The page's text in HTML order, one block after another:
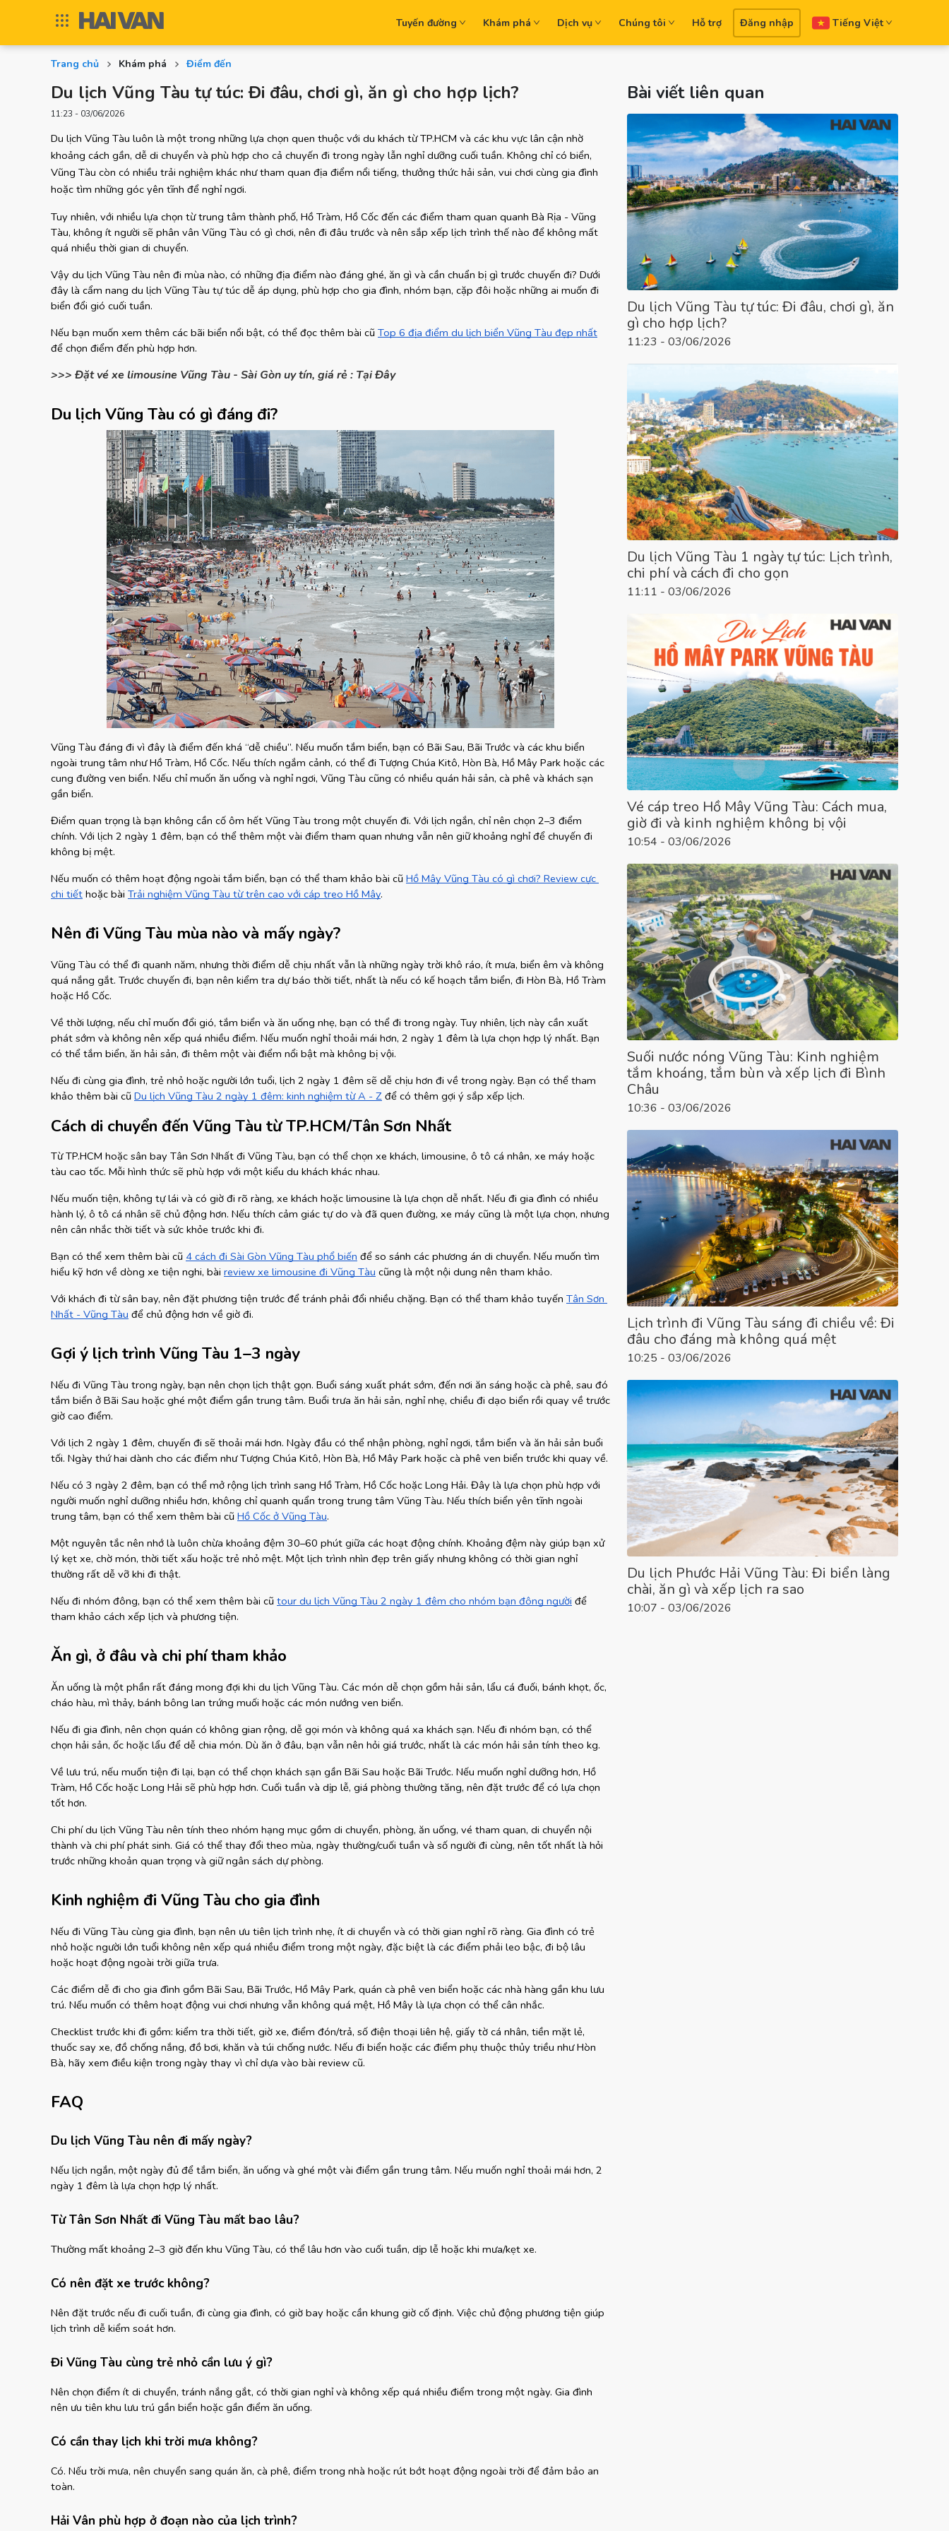
Tuyến đường Khám phá Dịch vụ Chúng tôi Hỗ trợ Đăng nhập Tiếng Việt
Trang chủ Khám phá Điểm đến
Du lịch Vũng Tàu tự túc: Đi đâu, chơi gì, ăn gì cho hợp lịch?
11:23 - 03/06/2026
Du lịch Vũng Tàu luôn là một trong những lựa chọn quen thuộc với du khách từ TP.HCM và các khu vực lân cận nhờ
khoảng cách gần, dễ di chuyển và phù hợp cho cả chuyến đi trong ngày lẫn nghỉ dưỡng cuối tuần. Không chỉ có biển,
Vũng Tàu còn có nhiều trải nghiệm khác như tham quan địa điểm nổi tiếng, thưởng thức hải sản, vui chơi cùng gia đình
hoặc tìm những góc yên tĩnh để nghỉ ngơi.
Tuy nhiên, với nhiều lựa chọn từ trung tâm thành phố, Hồ Tràm, Hồ Cốc đến các điểm tham quan quanh Bà Rịa - Vũng
Tàu, không ít người sẽ phân vân Vũng Tàu có gì chơi, nên đi đâu trước và nên sắp xếp lịch trình thế nào để không mất
quá nhiều thời gian di chuyển.
Vậy du lịch Vũng Tàu nên đi mùa nào, có những địa điểm nào đáng ghé, ăn gì và cần chuẩn bị gì trước chuyến đi? Dưới
đây là cẩm nang du lịch Vũng Tàu tự túc dễ áp dụng, phù hợp cho gia đình, nhóm bạn, cặp đôi hoặc những ai muốn đi
biển đổi gió cuối tuần.
Nếu bạn muốn xem thêm các bãi biển nổi bật, có thể đọc thêm bài cũ Top 6 địa điểm du lịch biển Vũng Tàu đẹp nhất
để chọn điểm đến phù hợp hơn.
>>> Đặt vé xe limousine Vũng Tàu - Sài Gòn uy tín, giá rẻ : Tại Đây
Du lịch Vũng Tàu có gì đáng đi?
Vũng Tàu đáng đi vì đây là điểm đến khá “dễ chiều”. Nếu muốn tắm biển, bạn có Bãi Sau, Bãi Trước và các khu biển
ngoài trung tâm như Hồ Tràm, Hồ Cốc. Nếu thích ngắm cảnh, có thể đi Tượng Chúa Kitô, Hòn Bà, Hồ Mây Park hoặc các
cung đường ven biển. Nếu chỉ muốn ăn uống và nghỉ ngơi, Vũng Tàu cũng có nhiều quán hải sản, cà phê và khách sạn
gần biển.
Điểm quan trọng là bạn không cần cố ôm hết Vũng Tàu trong một chuyến đi. Với lịch ngắn, chỉ nên chọn 2–3 điểm
chính. Với lịch 2 ngày 1 đêm, bạn có thể thêm một vài điểm tham quan nhưng vẫn nên giữ khoảng nghỉ để chuyến đi
không bị mệt.
Nếu muốn có thêm hoạt động ngoài tắm biển, bạn có thể tham khảo bài cũ Hồ Mây Vũng Tàu có gì chơi? Review cực
chi tiết hoặc bài Trải nghiệm Vũng Tàu từ trên cao với cáp treo Hồ Mây.
Nên đi Vũng Tàu mùa nào và mấy ngày?
Vũng Tàu có thể đi quanh năm, nhưng thời điểm dễ chịu nhất vẫn là những ngày trời khô ráo, ít mưa, biển êm và không
quá nắng gắt. Trước chuyến đi, bạn nên kiểm tra dự báo thời tiết, nhất là nếu có kế hoạch tắm biển, đi Hòn Bà, Hồ Tràm
hoặc Hồ Cốc.
Về thời lượng, nếu chỉ muốn đổi gió, tắm biển và ăn uống nhẹ, bạn có thể đi trong ngày. Tuy nhiên, lịch này cần xuất
phát sớm và không nên xếp quá nhiều điểm. Nếu muốn nghỉ thoải mái hơn, 2 ngày 1 đêm là lựa chọn hợp lý nhất. Bạn
có thể tắm biển, ăn hải sản, đi thêm một vài điểm nổi bật mà không bị vội.
Nếu đi cùng gia đình, trẻ nhỏ hoặc người lớn tuổi, lịch 2 ngày 1 đêm sẽ dễ chịu hơn đi về trong ngày. Bạn có thể tham
khảo thêm bài cũ Du lịch Vũng Tàu 2 ngày 1 đêm: kinh nghiệm từ A - Z để có thêm gợi ý sắp xếp lịch.
Cách di chuyển đến Vũng Tàu từ TP.HCM/Tân Sơn Nhất
Từ TP.HCM hoặc sân bay Tân Sơn Nhất đi Vũng Tàu, bạn có thể chọn xe khách, limousine, ô tô cá nhân, xe máy hoặc
tàu cao tốc. Mỗi hình thức sẽ phù hợp với một kiểu du khách khác nhau.
Nếu muốn tiện, không tự lái và có giờ đi rõ ràng, xe khách hoặc limousine là lựa chọn dễ nhất. Nếu đi gia đình có nhiều
hành lý, ô tô cá nhân sẽ chủ động hơn. Nếu thích cảm giác tự do và đã quen đường, xe máy cũng là một lựa chọn, nhưng
nên cân nhắc thời tiết và sức khỏe trước khi đi.
Bạn có thể xem thêm bài cũ 4 cách đi Sài Gòn Vũng Tàu phổ biến để so sánh các phương án di chuyển. Nếu muốn tìm
hiểu kỹ hơn về dòng xe tiện nghi, bài review xe limousine đi Vũng Tàu cũng là một nội dung nên tham khảo.
Với khách đi từ sân bay, nên đặt phương tiện trước để tránh phải đổi nhiều chặng. Bạn có thể tham khảo tuyến Tân Sơn
Nhất - Vũng Tàu để chủ động hơn về giờ đi.
Gợi ý lịch trình Vũng Tàu 1–3 ngày
Nếu đi Vũng Tàu trong ngày, bạn nên chọn lịch thật gọn. Buổi sáng xuất phát sớm, đến nơi ăn sáng hoặc cà phê, sau đó
tắm biển ở Bãi Sau hoặc ghé một điểm gần trung tâm. Buổi trưa ăn hải sản, nghỉ nhẹ, chiều đi dạo biển rồi quay về trước
giờ cao điểm.
Với lịch 2 ngày 1 đêm, chuyến đi sẽ thoải mái hơn. Ngày đầu có thể nhận phòng, nghỉ ngơi, tắm biển và ăn hải sản buổi
tối. Ngày thứ hai dành cho các điểm như Tượng Chúa Kitô, Hòn Bà, Hồ Mây Park hoặc cà phê ven biển trước khi quay về.
Nếu có 3 ngày 2 đêm, bạn có thể mở rộng lịch trình sang Hồ Tràm, Hồ Cốc hoặc Long Hải. Đây là lựa chọn phù hợp với
người muốn nghỉ dưỡng nhiều hơn, không chỉ quanh quẩn trong trung tâm Vũng Tàu. Nếu thích biển yên tĩnh ngoài
trung tâm, bạn có thể xem thêm bài cũ Hồ Cốc ở Vũng Tàu.
Một nguyên tắc nên nhớ là luôn chừa khoảng đệm 30–60 phút giữa các hoạt động chính. Khoảng đệm này giúp bạn xử
lý kẹt xe, chờ món, thời tiết xấu hoặc trẻ nhỏ mệt. Một lịch trình nhìn đẹp trên giấy nhưng không có thời gian nghỉ
thường rất dễ vỡ khi đi thật.
Nếu đi nhóm đông, bạn có thể xem thêm bài cũ tour du lịch Vũng Tàu 2 ngày 1 đêm cho nhóm bạn đông người để
tham khảo cách xếp lịch và phương tiện.
Ăn gì, ở đâu và chi phí tham khảo
Ăn uống là một phần rất đáng mong đợi khi du lịch Vũng Tàu. Các món dễ chọn gồm hải sản, lẩu cá đuối, bánh khọt, ốc,
cháo hàu, mì thảy, bánh bông lan trứng muối hoặc các món nướng ven biển.
Nếu đi gia đình, nên chọn quán có không gian rộng, dễ gọi món và không quá xa khách sạn. Nếu đi nhóm bạn, có thể
chọn hải sản, ốc hoặc lẩu để dễ chia món. Dù ăn ở đâu, bạn vẫn nên hỏi giá trước, nhất là các món hải sản tính theo kg.
Về lưu trú, nếu muốn tiện đi lại, bạn có thể chọn khách sạn gần Bãi Sau hoặc Bãi Trước. Nếu muốn nghỉ dưỡng hơn, Hồ
Tràm, Hồ Cốc hoặc Long Hải sẽ phù hợp hơn. Cuối tuần và dịp lễ, giá phòng thường tăng, nên đặt trước để có lựa chọn
tốt hơn.
Chi phí du lịch Vũng Tàu nên tính theo nhóm hạng mục gồm di chuyển, phòng, ăn uống, vé tham quan, di chuyển nội
thành và chi phí phát sinh. Giá có thể thay đổi theo mùa, ngày thường/cuối tuần và số người đi cùng, nên tốt nhất là hỏi
trước những khoản quan trọng và giữ ngân sách dự phòng.
Kinh nghiệm đi Vũng Tàu cho gia đình
Nếu đi Vũng Tàu cùng gia đình, bạn nên ưu tiên lịch trình nhẹ, ít di chuyển và có thời gian nghỉ rõ ràng. Gia đình có trẻ
nhỏ hoặc người lớn tuổi không nên xếp quá nhiều điểm trong một ngày, đặc biệt là các điểm phải leo bậc, đi bộ lâu
hoặc hoạt động ngoài trời giữa trưa.
Các điểm dễ đi cho gia đình gồm Bãi Sau, Bãi Trước, Hồ Mây Park, quán cà phê ven biển hoặc các nhà hàng gần khu lưu
trú. Nếu muốn có thêm hoạt động vui chơi nhưng vẫn không quá mệt, Hồ Mây là lựa chọn có thể cân nhắc.
Checklist trước khi đi gồm: kiểm tra thời tiết, giờ xe, điểm đón/trả, số điện thoại liên hệ, giấy tờ cá nhân, tiền mặt lẻ,
thuốc say xe, đồ chống nắng, đồ bơi, khăn và túi chống nước. Nếu đi biển hoặc các điểm phụ thuộc thủy triều như Hòn
Bà, hãy xem điều kiện trong ngày thay vì chỉ dựa vào bài review cũ.
FAQ
Du lịch Vũng Tàu nên đi mấy ngày?
Nếu lịch ngắn, một ngày đủ để tắm biển, ăn uống và ghé một vài điểm gần trung tâm. Nếu muốn nghỉ thoải mái hơn, 2
ngày 1 đêm là lựa chọn hợp lý nhất.
Từ Tân Sơn Nhất đi Vũng Tàu mất bao lâu?
Thường mất khoảng 2–3 giờ đến khu Vũng Tàu, có thể lâu hơn vào cuối tuần, dịp lễ hoặc khi mưa/kẹt xe.
Có nên đặt xe trước không?
Nên đặt trước nếu đi cuối tuần, đi cùng gia đình, có giờ bay hoặc cần khung giờ cố định. Việc chủ động phương tiện giúp
lịch trình dễ kiểm soát hơn.
Đi Vũng Tàu cùng trẻ nhỏ cần lưu ý gì?
Nên chọn điểm ít di chuyển, tránh nắng gắt, có thời gian nghỉ và không xếp quá nhiều điểm trong một ngày. Gia đình
nên ưu tiên khu lưu trú gần biển hoặc gần điểm ăn uống.
Có cần thay lịch khi trời mưa không?
Có. Nếu trời mưa, nên chuyển sang quán ăn, cà phê, điểm trong nhà hoặc rút bớt hoạt động ngoài trời để đảm bảo an
toàn.
Hải Vân phù hợp ở đoạn nào của lịch trình?
Bài viết liên quan
Du lịch Vũng Tàu tự túc: Đi đâu, chơi gì, ăn
gì cho hợp lịch?
11:23 - 03/06/2026
Du lịch Vũng Tàu 1 ngày tự túc: Lịch trình,
chi phí và cách đi cho gọn
11:11 - 03/06/2026
Vé cáp treo Hồ Mây Vũng Tàu: Cách mua,
giờ đi và kinh nghiệm không bị vội
10:54 - 03/06/2026
Suối nước nóng Vũng Tàu: Kinh nghiệm
tắm khoáng, tắm bùn và xếp lịch đi Bình
Châu
10:36 - 03/06/2026
Lịch trình đi Vũng Tàu sáng đi chiều về: Đi
đâu cho đáng mà không quá mệt
10:25 - 03/06/2026
Du lịch Phước Hải Vũng Tàu: Đi biển làng
chài, ăn gì và xếp lịch ra sao
10:07 - 03/06/2026